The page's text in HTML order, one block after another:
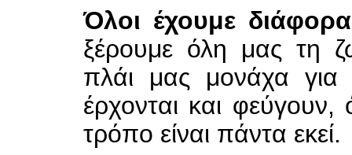
Όλοι έχουμε
ξέρουμε όλη μας τη
πλάι μας μονάχα για
έρχονται και
τρόπο είναι πάντα εκεί.